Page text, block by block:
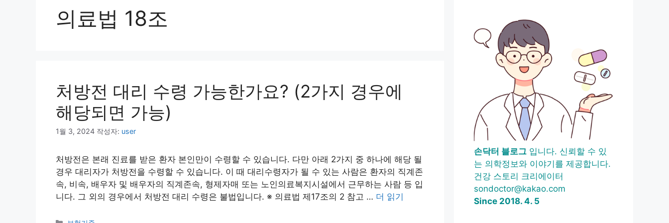
의료법 18조
처방전 대리 수령 가능한가요? (2가지 경우에
해당되면 가능)
1월 3, 2024 작성자: user
처방전은 본래 진료를 받은 환자 본인만이 수령할 수 있습니다. 다만 아래 2가지 중 하나에 해당 될
경우 대리자가 처방전을 수령할 수 있습니다. 이 때 대리수령자가 될 수 있는 사람은 환자의 직계존
속, 비속, 배우자 및 배우자의 직계존속, 형제자매 또는 노인의료복지시설에서 근무하는 사람 등 입
니다. 그 외의 경우에서 처방전 대리 수령은 불법입니다. ※ 의료법 제17조의 2 참고 … 더 읽기
손닥터 블로그 입니다. 신뢰할 수 있
는 의학정보와 이야기를 제공합니다.
건강 스토리 크리에이터
sondoctor@kakao.com
Since 2018. 4. 5